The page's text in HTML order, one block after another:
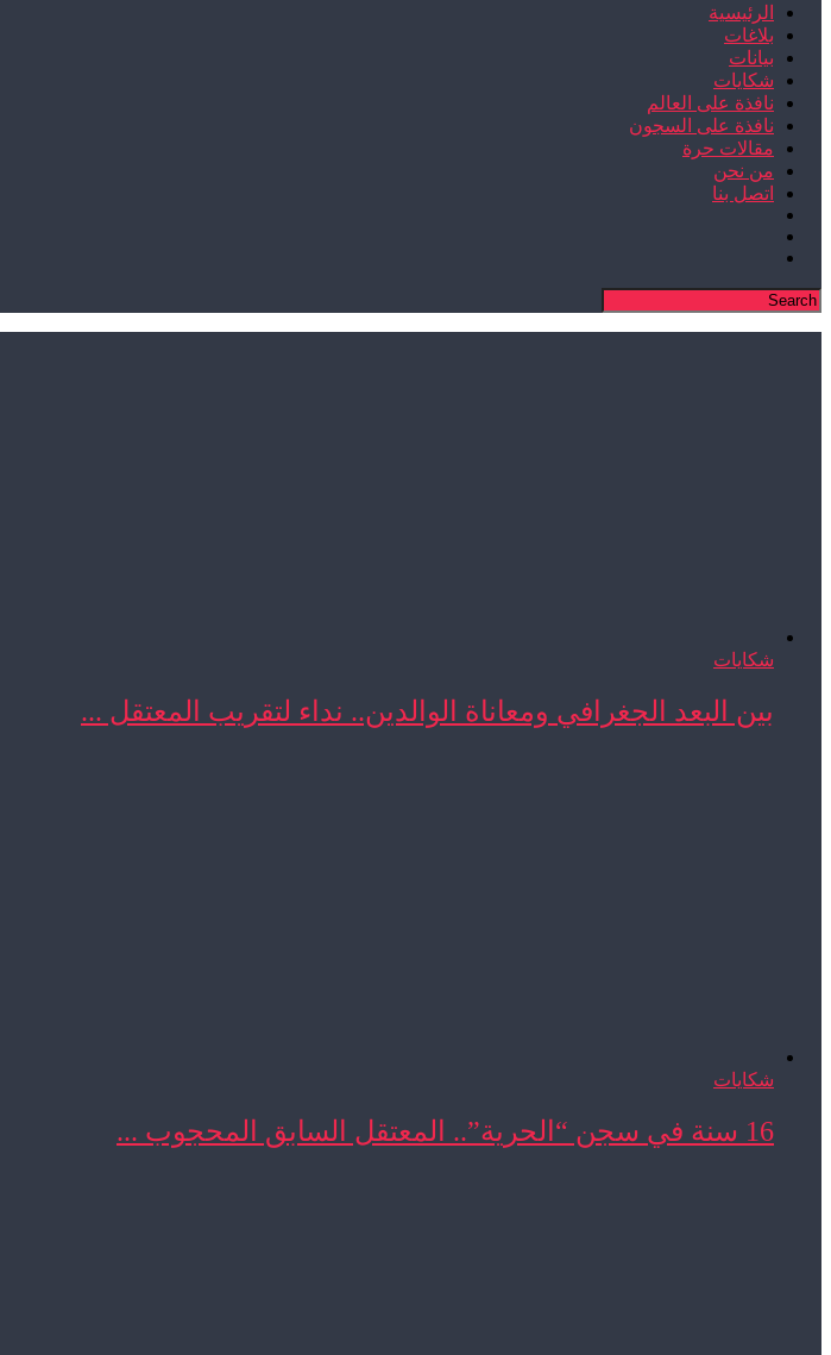
الرئيسية
بلاغات
بيانات
شكايات
نافذة على العالم
نافذة على السجون
مقالات حرة
من نحن
اتصل بنا
شكايات
بين البعد الجغرافي ومعاناة الوالدين.. نداء لتقريب المعتقل ...
شكايات
16 سنة في سجن “الحرية”.. المعتقل السابق المحجوب ...